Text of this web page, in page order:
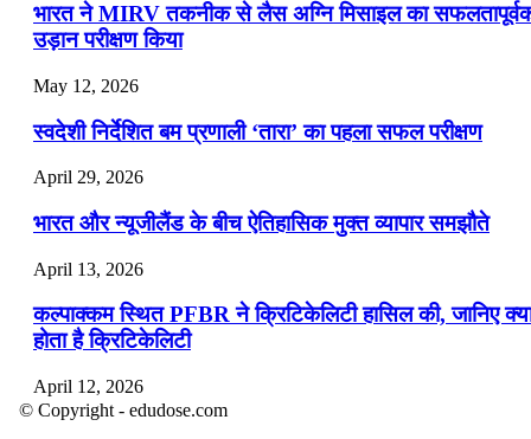
भारत ने MIRV तकनीक से लैस अग्नि मिसाइल का
उड़ान परीक्षण किया
May 12, 2026
स्वदेशी निर्देशित बम प्रणाली ‘तारा’ का पहला सफल परीक्षण
April 29, 2026
भारत और न्यूजीलैंड के बीच ऐतिहासिक मुक्त व्यापार समझौते
April 13, 2026
कल्पाक्कम स्थित PFBR ने क्रिटिकेलिटी हासिल की, जानिए
होता है क्रिटिकेलिटी
April 12, 2026
© Copyright - edudose.com